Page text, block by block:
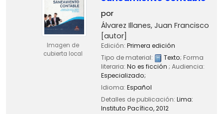
Imagen de
cubierta local
por
Álvarez Illanes, Juan Francisco
[autor]
Edición: Primera edición
Tipo de material:
Texto; Forma
literaria: No es ficción ; Audiencia:
Especializado;
Idioma: Español
Detalles de publicación: Lima:
Instituto Pacífico,2012